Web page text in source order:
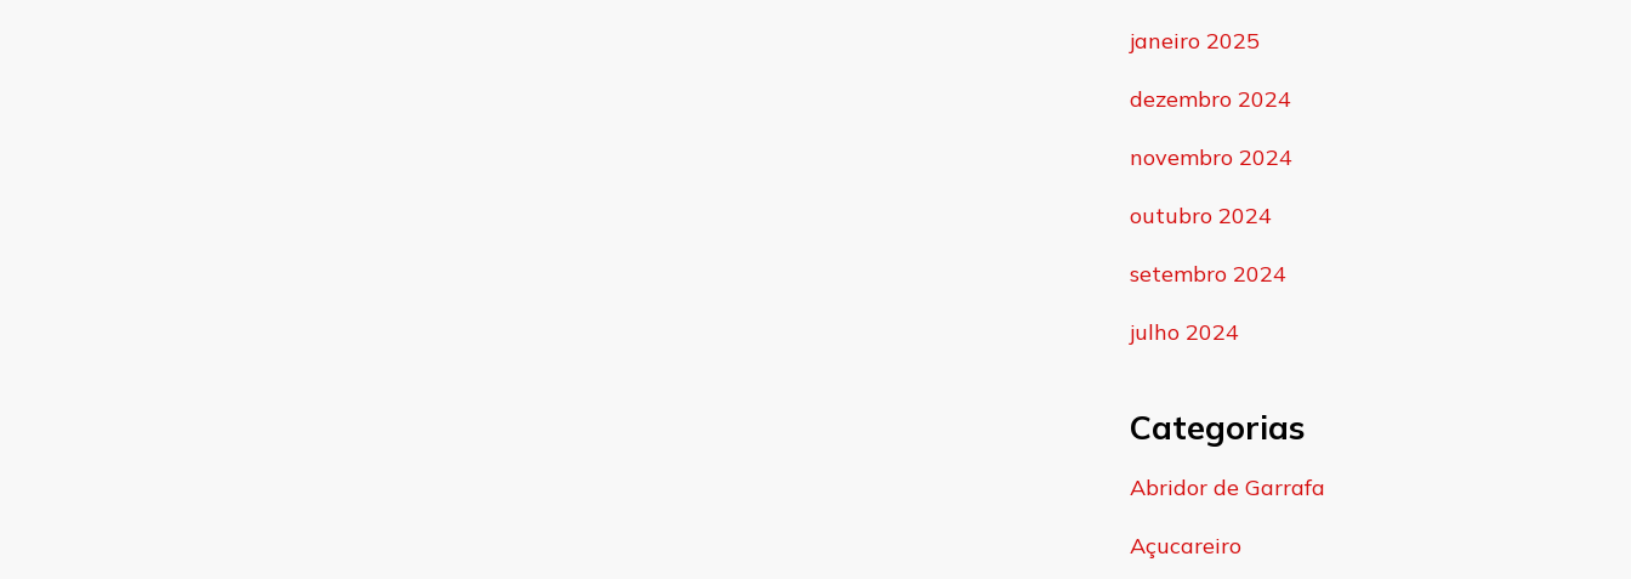
janeiro 2025
dezembro 2024
novembro 2024
outubro 2024
setembro 2024
julho 2024
Categorias
Abridor de Garrafa
Açucareiro